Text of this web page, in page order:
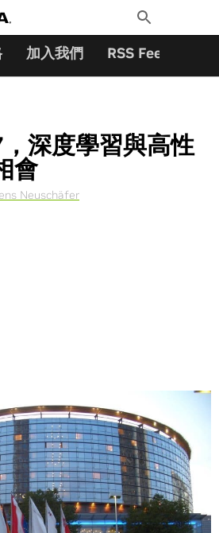
Toggle
Search
加入我們 RSS Feeds
深度學習與高性
會
Neuschäfer